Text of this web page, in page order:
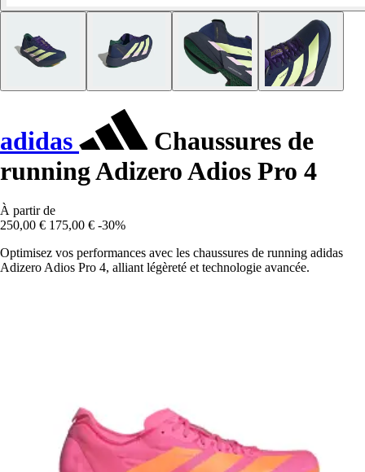
adidas
Chaussures de
running Adizero Adios Pro 4
À partir de
250,00 € 175,00 € -30%
Optimisez vos performances avec les chaussures de running adidas
Adizero Adios Pro 4, alliant légèreté et technologie avancée.